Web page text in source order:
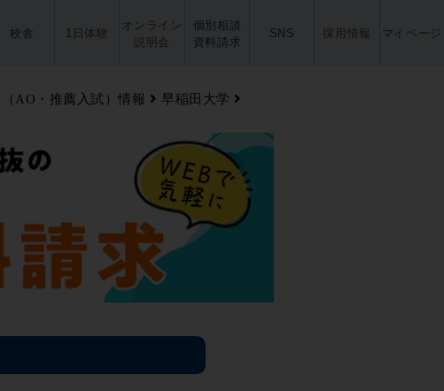
校舎 1日体験
オンライン
説明会
個別相談
資料請求
SNS 採用情報 マイページ
AO・推薦入試）情報
早稲田大学